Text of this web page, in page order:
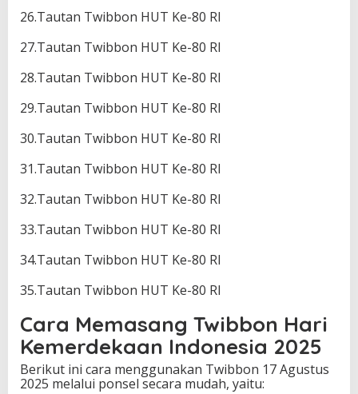
26.Tautan Twibbon HUT Ke-80 RI
27.Tautan Twibbon HUT Ke-80 RI
28.Tautan Twibbon HUT Ke-80 RI
29.Tautan Twibbon HUT Ke-80 RI
30.Tautan Twibbon HUT Ke-80 RI
31.Tautan Twibbon HUT Ke-80 RI
32.Tautan Twibbon HUT Ke-80 RI
33.Tautan Twibbon HUT Ke-80 RI
34.Tautan Twibbon HUT Ke-80 RI
35.Tautan Twibbon HUT Ke-80 RI
Cara Memasang Twibbon Hari
Kemerdekaan Indonesia 2025
Berikut ini cara menggunakan Twibbon 17 Agustus
2025 melalui ponsel secara mudah, yaitu: